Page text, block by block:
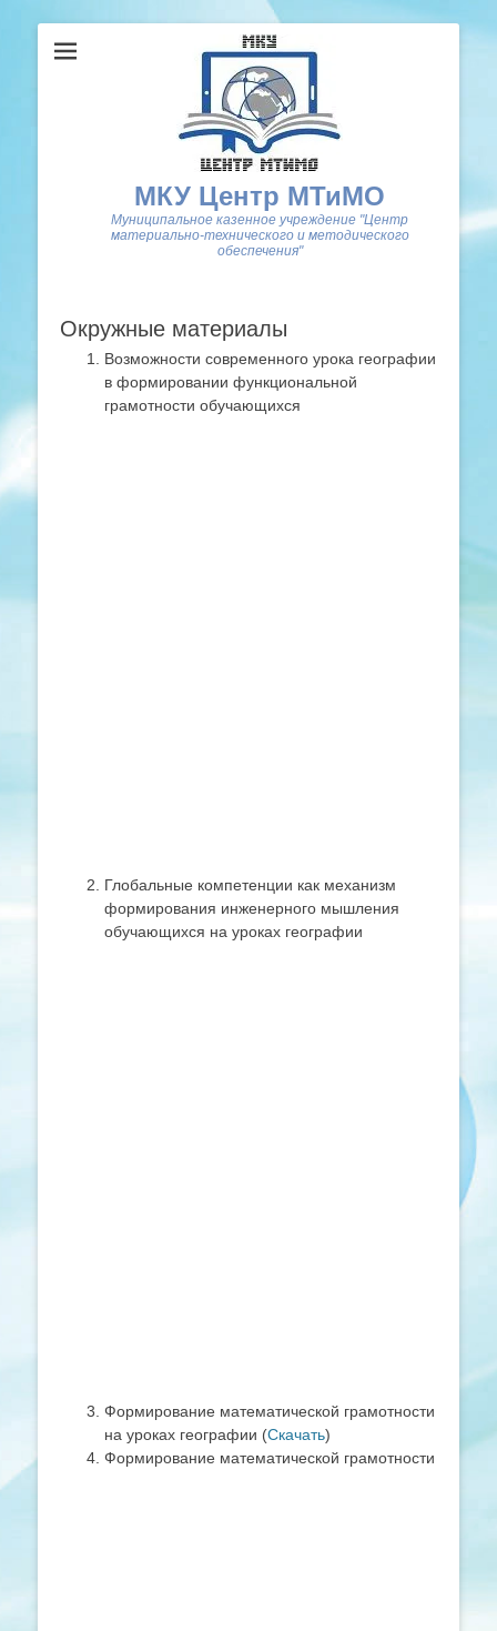
МКУ Центр МТиМО
Муниципальное казенное учреждение "Центр
материально-технического и методического
обеспечения"
Окружные материалы
Возможности современного урока географии
в формировании функциональной
грамотности обучающихся
Глобальные компетенции как механизм
формирования инженерного мышления
обучающихся на уроках географии
Формирование математической грамотности
на уроках географии (Скачать)
Формирование математической грамотности